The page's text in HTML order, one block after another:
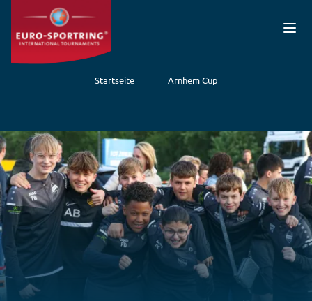
Direkt zum Inhalt
Startseite Arnhem Cup